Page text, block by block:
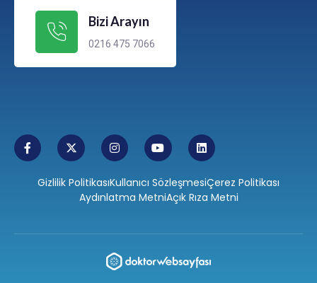
Bizi Arayın
0216 475 7066
Gizlilik PolitikasıKullanıcı SözleşmesiÇerez Politikası
Aydınlatma MetniAçık Rıza Metni